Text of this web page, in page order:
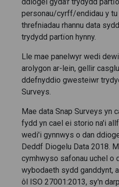
personau/cyrff/endidau y tu
threfniadau rhannu data
trydydd partïon hynny.
Lle mae panelwyr wedi
arolygon ar-lein, gellir
ddefnyddio gwesteiwr
Surveys.
Mae data Snap Surveys yn
fydd yn cael ei storio na'i
wedi'i gynnwys o dan
Deddf Diogelu Data 2018.
cymhwyso safonau uchel o
wybodaeth sydd ganddynt,
ôl ISO 27001:2013, sy'n